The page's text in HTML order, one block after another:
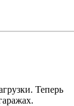
Теперь